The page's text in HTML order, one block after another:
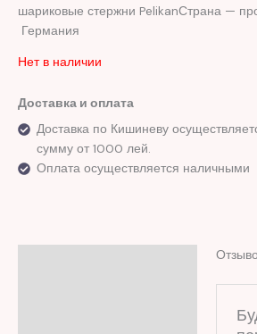
шариковые стержни PelikanСтрана —
Германия
Нет в наличии
Доставка и оплата
Доставка по Кишиневу
сумму от 1000 лей.
Оплата осуществляется наличными